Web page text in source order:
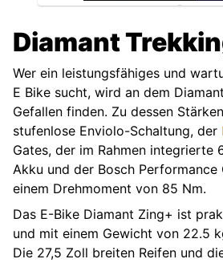
Diamant
Wer ein leistungsfähiges und
E Bike sucht, wird an dem
Gefallen finden. Zu dessen
stufenlose Enviolo-Schaltung, der
Gates, der im Rahmen integrierte
Akku und der Bosch Performance
einem Drehmoment von 85 Nm.
Das E-Bike Diamant Zing+ ist
und mit einem Gewicht von 22.5
Die 27,5 Zoll breiten Reifen und